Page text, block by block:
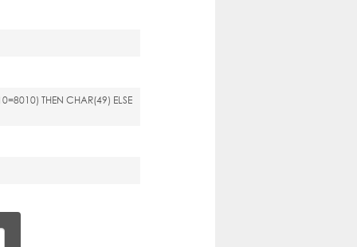
THEN CHAR(49) ELSE